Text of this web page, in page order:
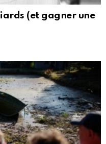
(et gagner une